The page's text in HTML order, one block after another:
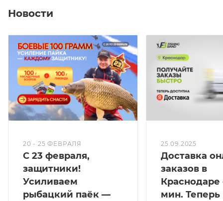
Новости
20 - 25 ФЕВРАЛЯ
С 23 февраля,
защитники!
Усиливаем
рыбацкий паёк —
25.09.2025
Доставка
заказов в
Краснодаре
мин. Теперь